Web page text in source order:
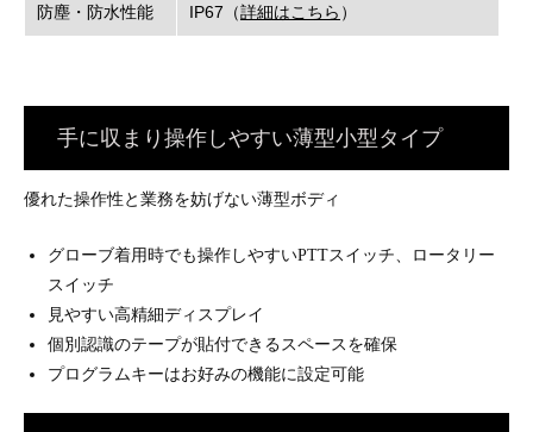
防塵・防水性能 IP67（詳細はこちら ）
手に収まり操作しやすい薄型小型タイプ
優れた操作性と業務を妨げない薄型ボディ
グローブ着用時でも操作しやすいPTTスイッチ、ロータリー
スイッチ
見やすい高精細ディスプレイ
個別認識のテープが貼付できるスペースを確保
プログラムキーはお好みの機能に設定可能